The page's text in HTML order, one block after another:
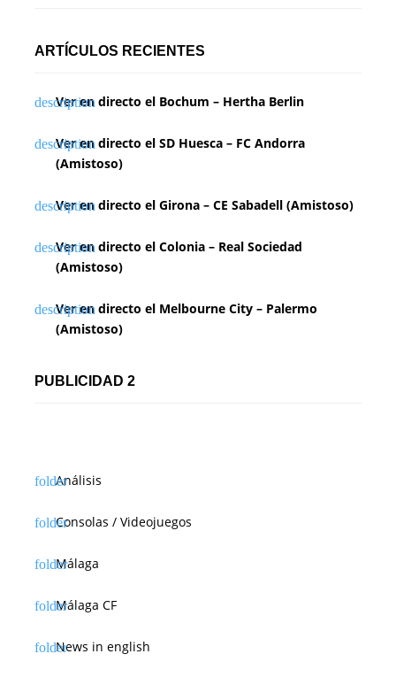
ARTÍCULOS RECIENTES
Ver en directo el Bochum – Hertha Berlin
Ver en directo el SD Huesca – FC Andorra
(Amistoso)
Ver en directo el Girona – CE Sabadell (Amistoso)
Ver en directo el Colonia – Real Sociedad
(Amistoso)
Ver en directo el Melbourne City – Palermo
(Amistoso)
PUBLICIDAD 2
Análisis
Consolas / Videojuegos
Málaga
Málaga CF
News in english